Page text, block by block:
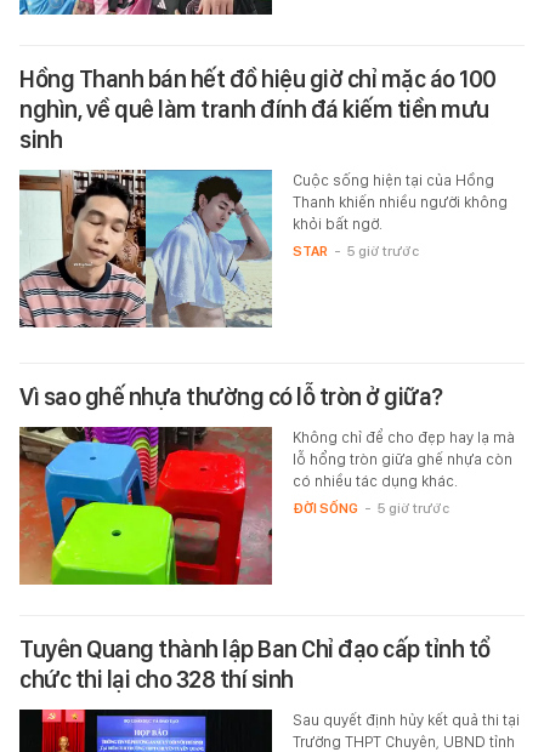
Hồng Thanh bán hết đồ hiệu giờ chỉ mặc áo 100
nghìn, về quê làm tranh đính đá kiếm tiền mưu
sinh
Cuộc sống hiện tại của Hồng
Thanh khiến nhiều người không
khỏi bất ngờ.
STAR - 5 giờ trước
Vì sao ghế nhựa thường có lỗ tròn ở giữa?
Không chỉ để cho đẹp hay lạ mà
lỗ hổng tròn giữa ghế nhựa còn
có nhiều tác dụng khác.
ĐỜI SỐNG - 5 giờ trước
Tuyên Quang thành lập Ban Chỉ đạo cấp tỉnh tổ
chức thi lại cho 328 thí sinh
Sau quyết định hủy kết quả thi tại
Trường THPT Chuyên, UBND tỉnh